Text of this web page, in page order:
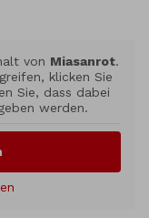
von Miasanrot.
klicken Sie
Sie, dass dabei
werden.